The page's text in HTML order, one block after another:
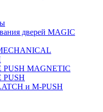
дверей MAGIC
PUSH MAGNETIC
PUSH
и M-PUSH